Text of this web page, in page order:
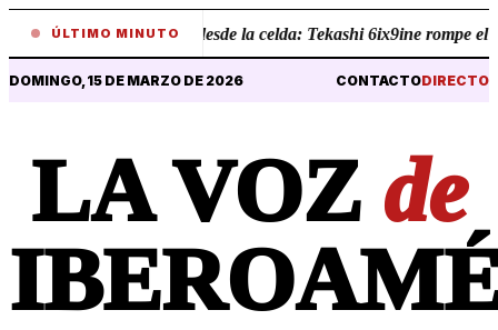
ÚLTIMO MINUTO
Revelaciones desde la celda: Tekashi 6ix9ine rompe el
DOMINGO, 15 DE MARZO DE 2026 CONTACTODIRECTO
LA VOZ de